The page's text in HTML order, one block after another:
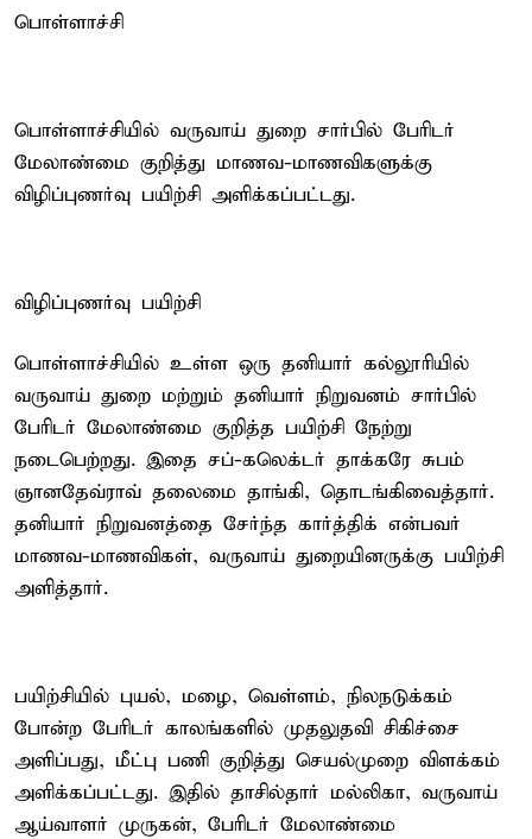
பொள்ளாச்சி
பொள்ளாச்சியில் வருவாய் துறை சார்பில் பேரிடர்
மேலாண்மை குறித்து மாணவ-மாணவிகளுக்கு
விழிப்புணர்வு பயிற்சி அளிக்கப்பட்டது.
விழிப்புணர்வு பயிற்சி
பொள்ளாச்சியில் உள்ள ஒரு தனியார் கல்லூரியில்
வருவாய் துறை மற்றும் தனியார் நிறுவனம் சார்பில்
பேரிடர் மேலாண்மை குறித்த பயிற்சி நேற்று
நடைபெற்றது. இதை சப்-கலெக்டர் தாக்கரே சுபம்
ஞானதேவ்ராவ் தலைமை தாங்கி, தொடங்கிவைத்தார்.
தனியார் நிறுவனத்தை சேர்ந்த கார்த்திக் என்பவர்
மாணவ-மாணவிகள், வருவாய் துறையினருக்கு பயிற்சி
அளித்தார்.
பயிற்சியில் புயல், மழை, வெள்ளம், நிலநடுக்கம்
போன்ற பேரிடர் காலங்களில் முதலுதவி சிகிச்சை
அளிப்பது, மீட்பு பணி குறித்து செயல்முறை விளக்கம்
அளிக்கப்பட்டது. இதில் தாசில்தார் மல்லிகா, வருவாய்
ஆய்வாளர் முருகன், பேரிடர் மேலாண்மை